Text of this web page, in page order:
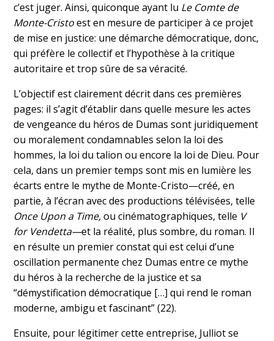
c’est juger. Ainsi, quiconque ayant lu Le Comte de
Monte-Cristoest en mesure de participer à ce projet
de mise en justice: une démarche démocratique, donc,
qui préfère le collectif et l’hypothèse à la critique
autoritaire et trop sûre de sa véracité.
L’objectif est clairement décrit dans ces premières
pages: il s’agit d’établir dans quelle mesure les actes
de vengeance du héros de Dumas sont juridiquement
ou moralement condamnables selon la loi des
hommes, la loi du talion ou encore la loi de Dieu. Pour
cela, dans un premier temps sont mis en lumière les
écarts entre le mythe de Monte-Cristo—créé, en
partie, à l’écran avec des productions télévisées, telle
Once Upon a Time,ou cinématographiques, telle V
for Vendetta—et la réalité, plus sombre, du roman. Il
en résulte un premier constat qui est celui d’une
oscillation permanente chez Dumas entre ce mythe
du héros à la recherche de la justice et sa
“démystification démocratique […] qui rend le roman
moderne, ambigu et fascinant” (22).
Ensuite, pour légitimer cette entreprise, Julliot se